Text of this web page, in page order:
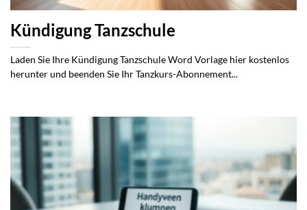
Kündigung Tanzschule
Laden Sie Ihre Kündigung Tanzschule Word Vorlage hier kostenlos
herunter und beenden Sie Ihr Tanzkurs-Abonnement...